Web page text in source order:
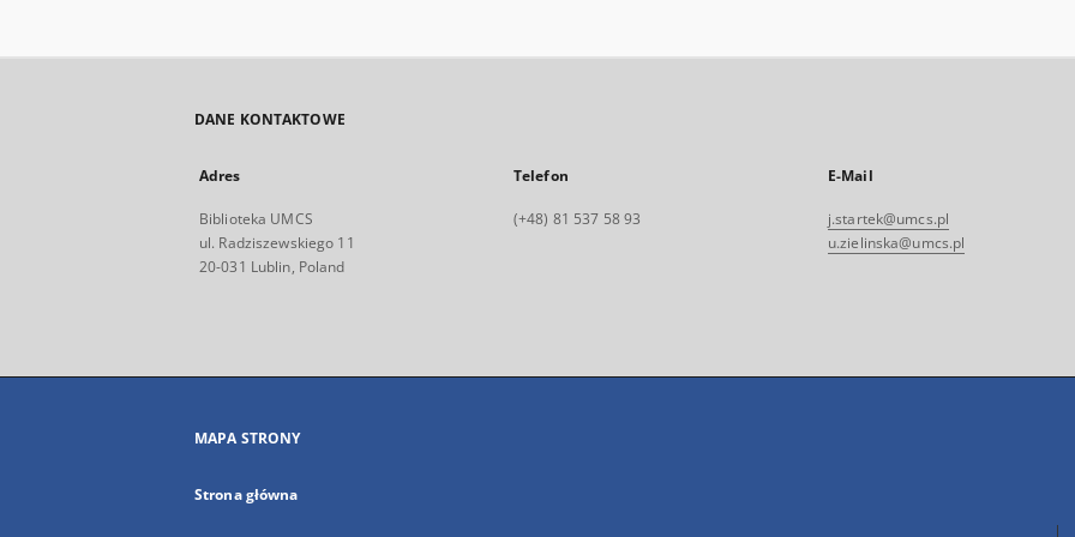
DANE KONTAKTOWE
Adres
Biblioteka UMCS
ul. Radziszewskiego 11
20-031 Lublin, Poland
Telefon
(+48) 81 537 58 93
E-Mail
j.startek@umcs.pl
u.zielinska@umcs.pl
MAPA STRONY
Strona główna